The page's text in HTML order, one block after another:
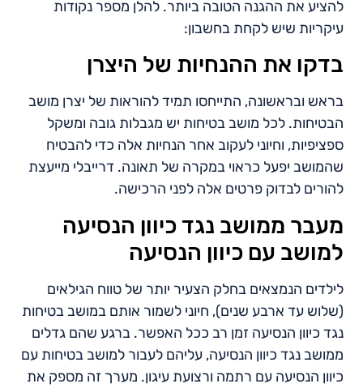
להציע את ההגנה הטובה ביותר. להלן מספר נקודות
עיקריות שיש לקחת בחשבון:
בדקו את ההנחיות של היצרן
בראש ובראשונה, התייחסו תמיד להוראות של יצרן מושב
הבטיחות. לכל מושב בטיחות יש מגבלות גובה ומשקל
ספציפיות, וחיוני לעקוב אחר הנחיות אלה כדי להבטיח
שהמושב יפעל כראוי במקרה של תאונה. דרייבלי מייעצת
להורים לבדוק פרטים אלה לפני הרכישה.
מעבר ממושב נגד כיוון הנסיעה
למושב עם כיוון הנסיעה
לילדים הנמצאים בחלק הצעיר יותר של טווח הגילאים
(שלוש עד ארבע שנים), חיוני לשמור אותם במושב בטיחות
נגד כיוון הנסיעה זמן רב ככל האפשר. ברגע שהם גדלים
ממושב נגד כיוון הנסיעה, עליהם לעבור למושב בטיחות עם
כיוון הנסיעה עם רתמה ורצועת עיגון. מערך זה מספק את